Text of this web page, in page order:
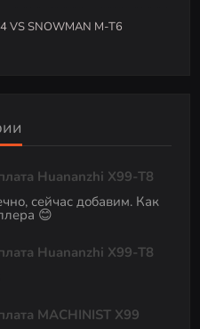
VS SNOWMAN M-T6
Huananzhi X99-T8
сейчас добавим. Как
😊
Huananzhi X99-T8
MACHINIST X99